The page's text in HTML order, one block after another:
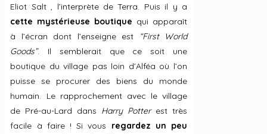
Eliot Salt , l’interprète de Terra. Puis il y a
cette mystérieuse boutique qui apparaît
à l’écran dont l’enseigne est
“First World
Goods”. Il semblerait que ce soit une
boutique du village pas loin d’Alféa où l’on
puisse se procurer des biens du monde
humain. Le rapprochement avec le village
de Pré-au-Lard dans Harry Potterest très
facile à faire ! Si vous regardez un peu